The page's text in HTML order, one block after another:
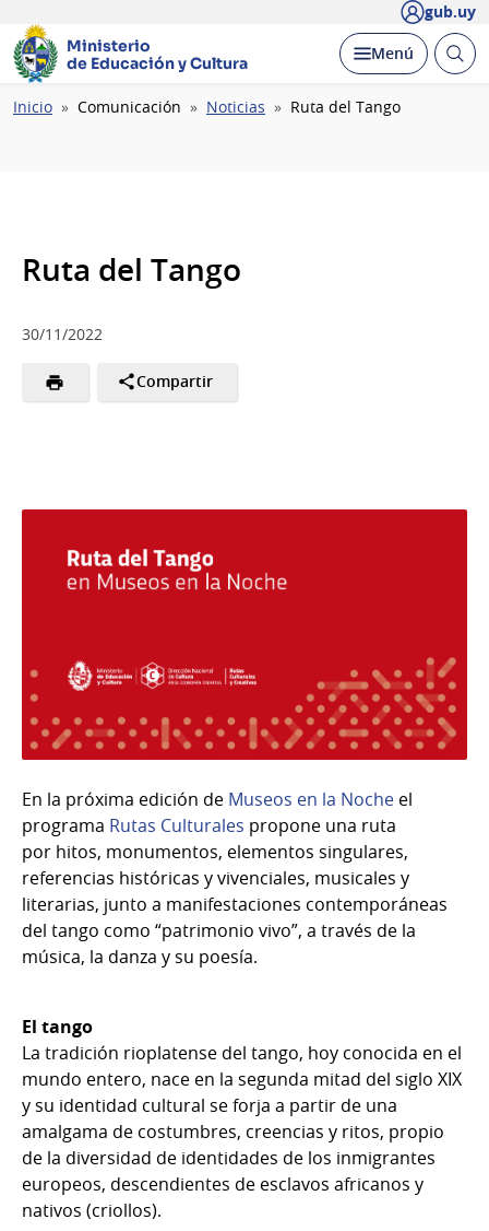
gub.uy
Ministerio
de Educación y Cultura
Desplegar
Menú Abrir
Ruta
Inicio Comunicación Noticias Ruta del Tango
Ruta del Tango
30/11/2022
Compartir
En la próxima edición de Museos en la Noche el
programa Rutas Culturales propone una ruta
por hitos, monumentos, elementos singulares,
referencias históricas y vivenciales, musicales y
literarias, junto a manifestaciones contemporáneas
del tango como “patrimonio vivo”, a través de la
música, la danza y su poesía.
El tango
La tradición rioplatense del tango, hoy conocida en el
mundo entero, nace en la segunda mitad del siglo XIX
y su identidad cultural se forja a partir de una
amalgama de costumbres, creencias y ritos, propio
de la diversidad de identidades de los inmigrantes
europeos, descendientes de esclavos africanos y
nativos (criollos).